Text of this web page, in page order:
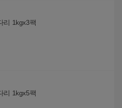
리 1kgx3팩
리 1kgx5팩